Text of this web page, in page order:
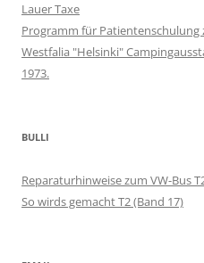
Lauer Taxe
Programm für
Westfalia "Helsinki"
1973.
BULLI
Reparaturhinweise zum VW-Bus
So wirds gemacht T2 (Band 17)